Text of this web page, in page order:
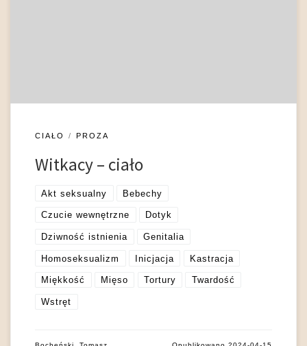
CIAŁO PROZA
Witkacy – ciało
Akt seksualny Bebechy
Czucie wewnętrzne Dotyk
Dziwność istnienia Genitalia
Homoseksualizm Inicjacja Kastracja
Miękkość Mięso Tortury Twardość
Wstręt